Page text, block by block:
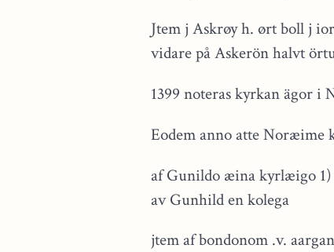
Jtem j Askrøy h. ørt boll j
vidare på Askerön halvt
1399 noteras kyrkan ägor i
Eodem anno atte Noræime
af Gunildo æina kyrlæigo 1)
av Gunhild en kolega
jtem af bondonom .v.